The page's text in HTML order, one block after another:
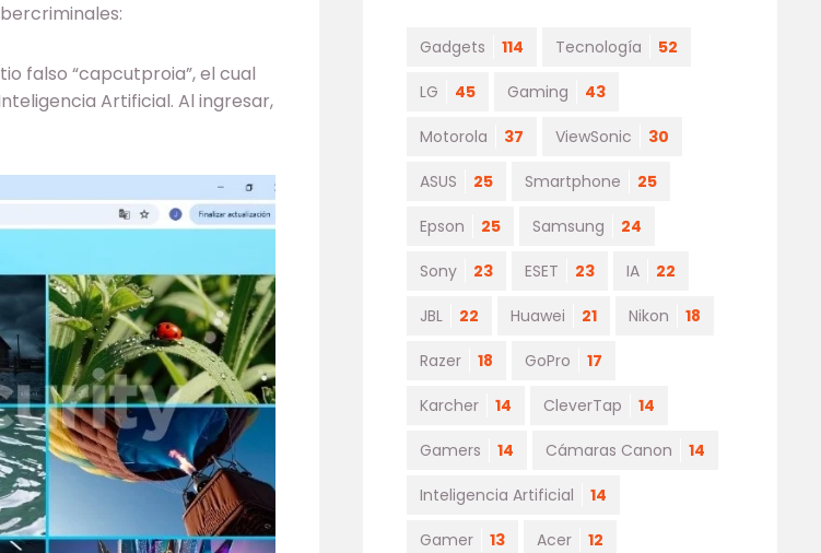
falso “capcutproia”, el cual
Artificial. Al ingresar,
Gadgets 114 Tecnología 52
LG 45 Gaming 43
Motorola 37 ViewSonic 30
ASUS 25 Smartphone 25
Epson 25 Samsung 24
Sony 23 ESET 23 IA 22
JBL 22 Huawei 21 Nikon 18
Razer 18 GoPro 17
Karcher 14 CleverTap 14
Gamers 14 Cámaras Canon 14
Inteligencia Artificial 14
Gamer 13 Acer 12